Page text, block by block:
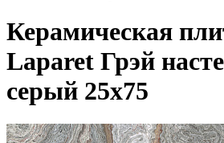
Керамическая
Laparet Грэй
серый 25х75